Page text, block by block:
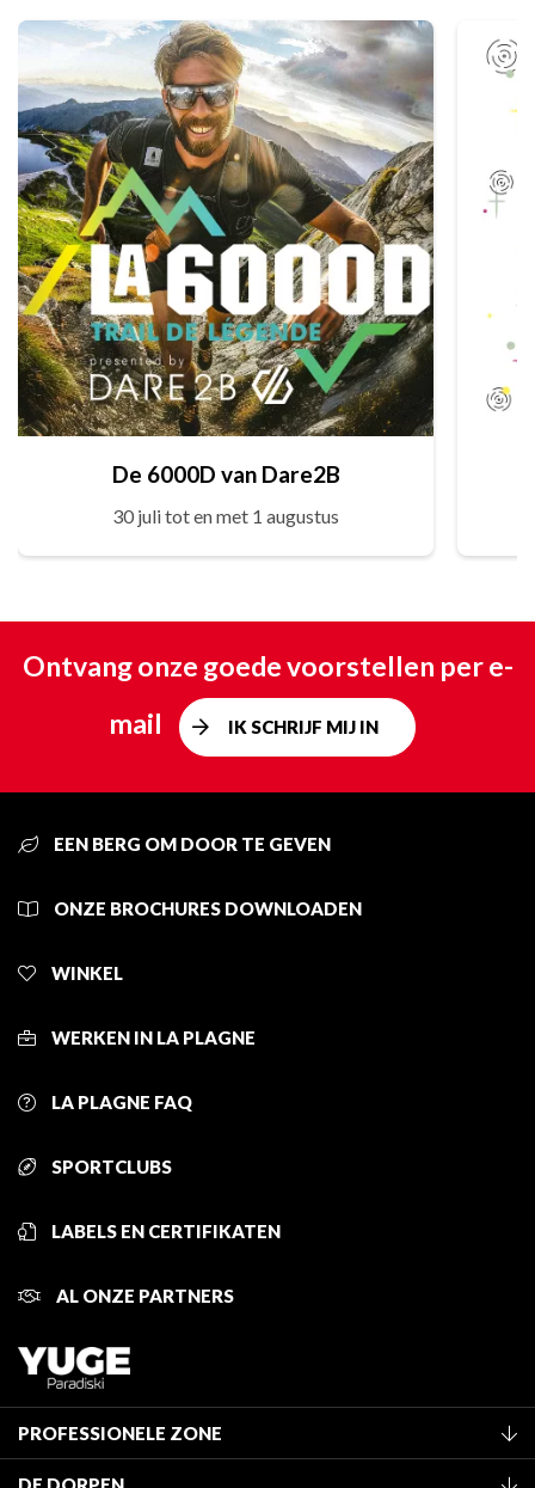
De 6000D van Dare2B
30 juli tot en met 1 augustus
Ontvang onze goede voorstellen per e-
mail
IK SCHRIJF MIJ IN
EEN BERG OM DOOR TE GEVEN
ONZE BROCHURES DOWNLOADEN
WINKEL
WERKEN IN LA PLAGNE
LA PLAGNE FAQ
SPORTCLUBS
LABELS EN CERTIFIKATEN
AL ONZE PARTNERS
PROFESSIONELE ZONE